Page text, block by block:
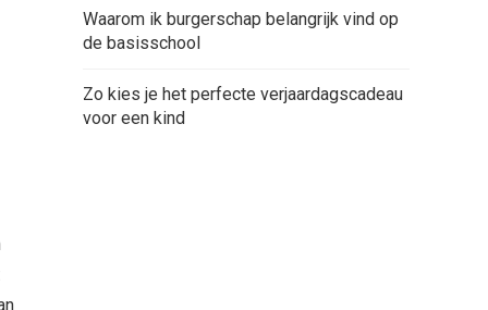
Waarom ik burgerschap belangrijk vind op
de basisschool
Zo kies je het perfecte verjaardagscadeau
voor een kind